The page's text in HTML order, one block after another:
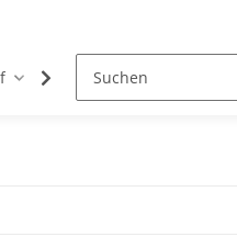
Holz/ Holzpelletts